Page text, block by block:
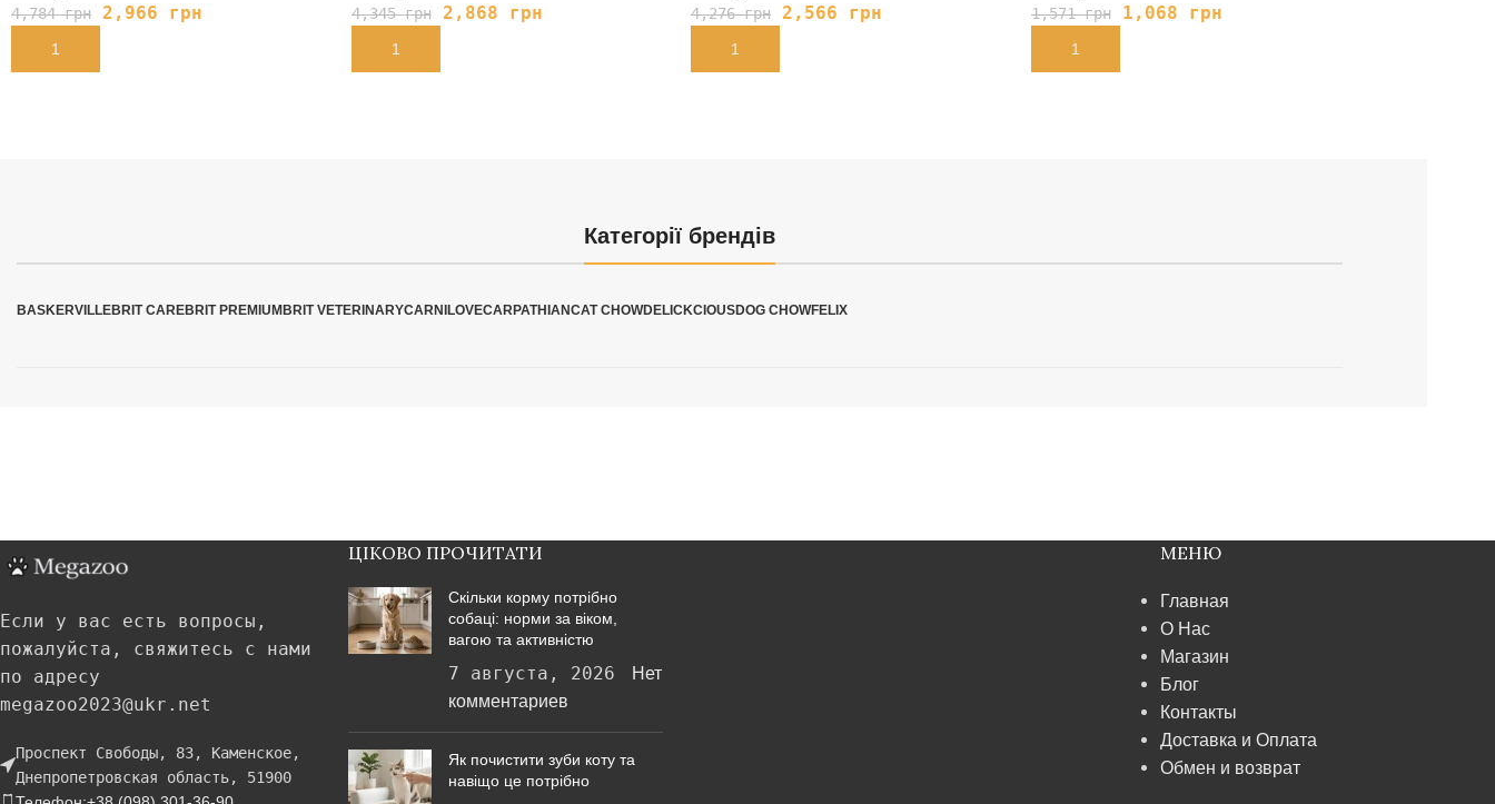
4,784грн 2,966 грн
В КОРЗИНУ
4,345грн 2,868 грн
В КОРЗИНУ
4,276грн 2,566 грн
В КОРЗИНУ
1,571грн 1,068 грн
В КОРЗИНУ
Категорії брендів
BASKERVILLEBRIT CAREBRIT PREMIUM BRIT VETERINARYCARNILOVECARPATHIANCAT CHOWDELICKCIOUSDOG CHOWFELIX
Если у вас есть вопросы,
пожалуйста, свяжитесь с нами
по адресу
megazoo2023@ukr.net
Проспект Свободы, 83, Каменское,
Днепропетровская область, 51900
ЦІКОВО ПРОЧИТАТИ
Скільки корму потрібно
собаці: норми за віком,
вагою та активністю
7 августа, 2026
Нет
комментариев
Як почистити зуби коту та
навіщо це потрібно
МЕНЮ
Главная
О Нас
Магазин
Блог
Контакты
Доставка и Оплата
Обмен и возврат